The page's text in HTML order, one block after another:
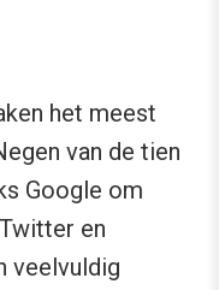
het meest
van de tien
Google om
en
veelvuldig